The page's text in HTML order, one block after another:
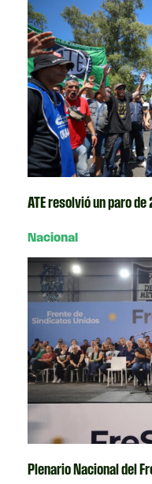
ATE resolvió un paro
Nacional
Plenario Nacional del